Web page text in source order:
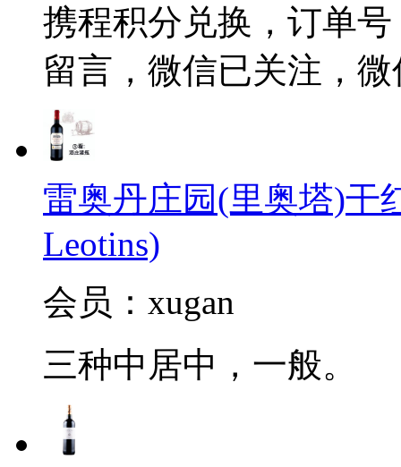
携程积分兑换，订单号
留言，微信已关注，
雷奥丹庄园(里奥塔)干
Leotins)
会员：xugan
三种中居中，一般。